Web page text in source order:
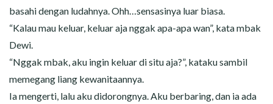
basahi dengan ludahnya. Ohh…sensasinya luar biasa.
“Kalau mau keluar, keluar aja nggak apa-apa wan”, kata mbak
Dewi.
“Nggak mbak, aku ingin keluar di situ aja?”, kataku sambil
memegang liang kewanitaannya.
Ia mengerti, lalu aku didorongnya. Aku berbaring, dan ia ada